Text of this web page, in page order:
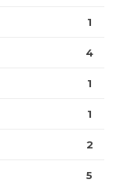
1
4
1
1
2
5